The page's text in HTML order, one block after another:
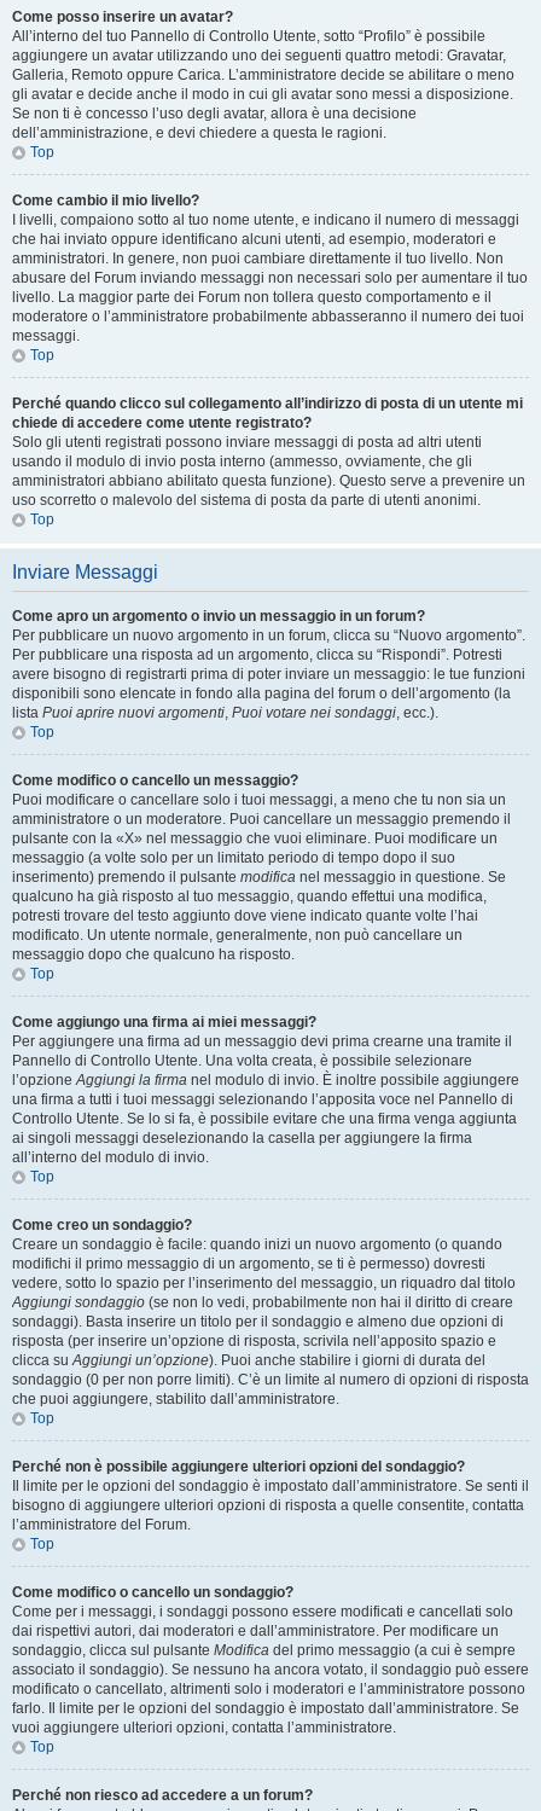
Come posso inserire un avatar?
All’interno del tuo Pannello di Controllo Utente, sotto “Profilo” è possibile
aggiungere un avatar utilizzando uno dei seguenti quattro metodi: Gravatar,
Galleria, Remoto oppure Carica. L’amministratore decide se abilitare o meno
gli avatar e decide anche il modo in cui gli avatar sono messi a disposizione.
Se non ti è concesso l’uso degli avatar, allora è una decisione
dell’amministrazione, e devi chiedere a questa le ragioni.
Top
Come cambio il mio livello?
I livelli, compaiono sotto al tuo nome utente, e indicano il numero di messaggi
che hai inviato oppure identificano alcuni utenti, ad esempio, moderatori e
amministratori. In genere, non puoi cambiare direttamente il tuo livello. Non
abusare del Forum inviando messaggi non necessari solo per aumentare il tuo
livello. La maggior parte dei Forum non tollera questo comportamento e il
moderatore o l’amministratore probabilmente abbasseranno il numero dei tuoi
messaggi.
Top
Perché quando clicco sul collegamento all’indirizzo di posta di un utente mi
chiede di accedere come utente registrato?
Solo gli utenti registrati possono inviare messaggi di posta ad altri utenti
usando il modulo di invio posta interno (ammesso, ovviamente, che gli
amministratori abbiano abilitato questa funzione). Questo serve a prevenire un
uso scorretto o malevolo del sistema di posta da parte di utenti anonimi.
Top
Inviare Messaggi
Come apro un argomento o invio un messaggio in un forum?
Per pubblicare un nuovo argomento in un forum, clicca su “Nuovo argomento”.
Per pubblicare una risposta ad un argomento, clicca su “Rispondi”. Potresti
avere bisogno di registrarti prima di poter inviare un messaggio: le tue funzioni
disponibili sono elencate in fondo alla pagina del forum o dell’argomento (la
lista Puoi aprire nuovi argomenti, Puoi votare nei sondaggi, ecc.).
Top
Come modifico o cancello un messaggio?
Puoi modificare o cancellare solo i tuoi messaggi, a meno che tu non sia un
amministratore o un moderatore. Puoi cancellare un messaggio premendo il
pulsante con la «X» nel messaggio che vuoi eliminare. Puoi modificare un
messaggio (a volte solo per un limitato periodo di tempo dopo il suo
inserimento) premendo il pulsante modifica nel messaggio in questione. Se
qualcuno ha già risposto al tuo messaggio, quando effettui una modifica,
potresti trovare del testo aggiunto dove viene indicato quante volte l’hai
modificato. Un utente normale, generalmente, non può cancellare un
messaggio dopo che qualcuno ha risposto.
Top
Come aggiungo una firma ai miei messaggi?
Per aggiungere una firma ad un messaggio devi prima crearne una tramite il
Pannello di Controllo Utente. Una volta creata, è possibile selezionare
l’opzioneAggiungi la firma nel modulo di invio. È inoltre possibile aggiungere
una firma a tutti i tuoi messaggi selezionando l’apposita voce nel Pannello di
Controllo Utente. Se lo si fa, è possibile evitare che una firma venga aggiunta
ai singoli messaggi deselezionando la casella per aggiungere la firma
all’interno del modulo di invio.
Top
Come creo un sondaggio?
Creare un sondaggio è facile: quando inizi un nuovo argomento (o quando
modifichi il primo messaggio di un argomento, se ti è permesso) dovresti
vedere, sotto lo spazio per l’inserimento del messaggio, un riquadro dal titolo
Aggiungi sondaggio (se non lo vedi, probabilmente non hai il diritto di creare
sondaggi). Basta inserire un titolo per il sondaggio e almeno due opzioni di
risposta (per inserire un’opzione di risposta, scrivila nell’apposito spazio e
clicca suAggiungi un’opzione). Puoi anche stabilire i giorni di durata del
sondaggio (0 per non porre limiti). C’è un limite al numero di opzioni di risposta
che puoi aggiungere, stabilito dall’amministratore.
Top
Perché non è possibile aggiungere ulteriori opzioni del sondaggio?
Il limite per le opzioni del sondaggio è impostato dall’amministratore. Se senti il
bisogno di aggiungere ulteriori opzioni di risposta a quelle consentite, contatta
l’amministratore del Forum.
Top
Come modifico o cancello un sondaggio?
Come per i messaggi, i sondaggi possono essere modificati e cancellati solo
dai rispettivi autori, dai moderatori e dall’amministratore. Per modificare un
sondaggio, clicca sul pulsante Modifica del primo messaggio (a cui è sempre
associato il sondaggio). Se nessuno ha ancora votato, il sondaggio può essere
modificato o cancellato, altrimenti solo i moderatori e l’amministratore possono
farlo. Il limite per le opzioni del sondaggio è impostato dall’amministratore. Se
vuoi aggiungere ulteriori opzioni, contatta l’amministratore.
Top
Perché non riesco ad accedere a un forum?